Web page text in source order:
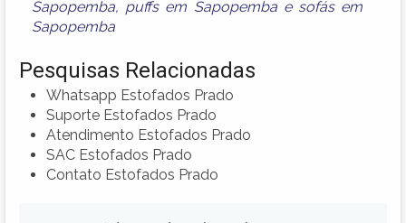
Sapopemba, puffs em Sapopembae sofás em
Sapopemba
Pesquisas Relacionadas
Whatsapp Estofados Prado
Suporte Estofados Prado
Atendimento Estofados Prado
SAC Estofados Prado
Contato Estofados Prado